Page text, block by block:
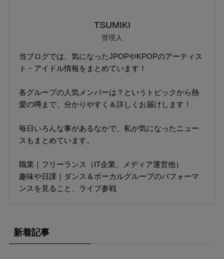
TSUMIKI
管理人
当ブログでは、気になったJPOPやKPOPのアーティス
ト・アイドル情報をまとめています！
各グループの人気メンバーは？というトピックから熱
愛の噂まで、分かりやすく＆詳しくお届けします！
毎日いろんな事があるなかで、私が気になったニュー
スもまとめています。
職業｜フリーランス（IT企業、メディア運営他）
趣味や日課｜ダンス＆ボーカルグループのパフォーマ
ンスを見ること、ライブ参戦
新着記事